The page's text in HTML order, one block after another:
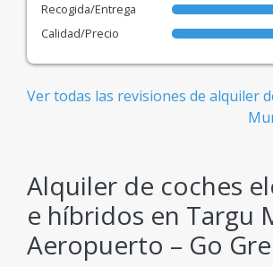
Recogida/Entrega
Calidad/Precio
Ver todas las revisiones de alquiler
Alquiler de coches
e híbridos en Targu
Aeropuerto – Go